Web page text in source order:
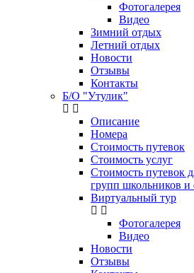
Фотогалерея
Видео
Зимний отдых
Летний отдых
Новости
Отзывы
Контакты
Б/О "Утулик"
Описание
Номера
Стоимость путевок
Стоимость услуг
Стоимость путевок
групп школьников и
Виртуальный тур
Фотогалерея
Видео
Новости
Отзывы